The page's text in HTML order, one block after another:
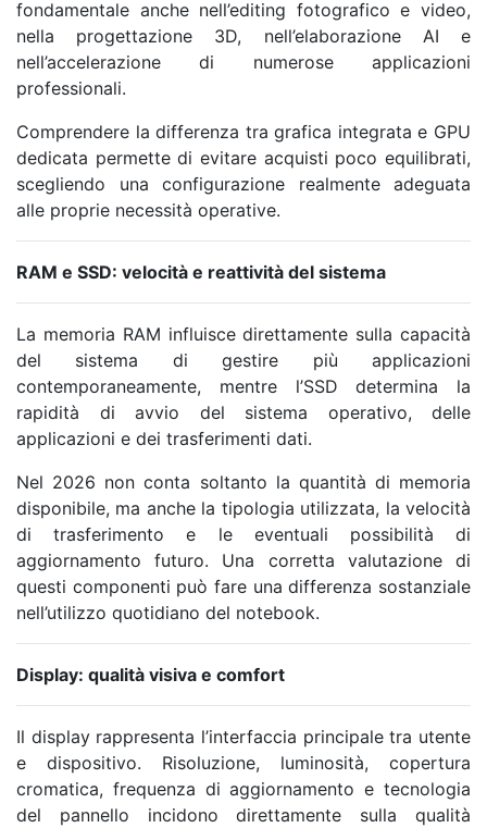
fondamentale anche nell’editing fotografico e video,
nella progettazione 3D, nell’elaborazione AI e
nell’accelerazione di numerose applicazioni
professionali.
Comprendere la differenza tra grafica integrata e GPU
dedicata permette di evitare acquisti poco equilibrati,
scegliendo una configurazione realmente adeguata
alle proprie necessità operative.
RAM e SSD: velocità e reattività del sistema
La memoria RAM influisce direttamente sulla capacità
del sistema di gestire più applicazioni
contemporaneamente, mentre l’SSD determina la
rapidità di avvio del sistema operativo, delle
applicazioni e dei trasferimenti dati.
Nel 2026 non conta soltanto la quantità di memoria
disponibile, ma anche la tipologia utilizzata, la velocità
di trasferimento e le eventuali possibilità di
aggiornamento futuro. Una corretta valutazione di
questi componenti può fare una differenza sostanziale
nell’utilizzo quotidiano del notebook.
Display: qualità visiva e comfort
Il display rappresenta l’interfaccia principale tra utente
e dispositivo. Risoluzione, luminosità, copertura
cromatica, frequenza di aggiornamento e tecnologia
del pannello incidono direttamente sulla qualità